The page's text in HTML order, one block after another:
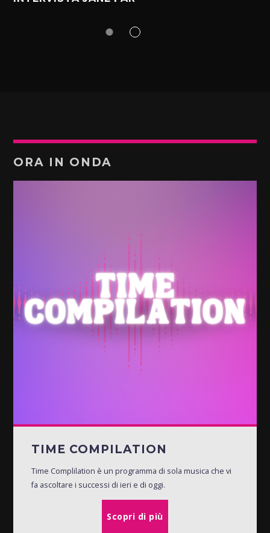
ORA IN ONDA
TIME COMPILATION
Time Complilation è un programma di sola musica che vi
fa ascoltare i successi di ieri e di oggi.
Scopri di più